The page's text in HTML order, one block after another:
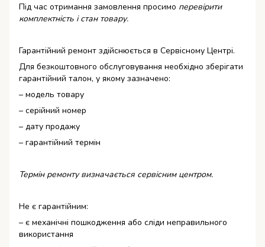
Під час отримання замовлення просимо перевірити
комплектність і стан товару.
Гарантійний ремонт здійснюється в Сервісному Центрі.
Для безкоштовного обслуговування необхідно зберігати
гарантійний талон, у якому зазначено:
– модель товару
– серійний номер
– дату продажу
– гарантійний термін
Термін ремонту визначається сервісним центром.
Не є гарантійним:
– є механічні пошкодження або сліди неправильного
використання